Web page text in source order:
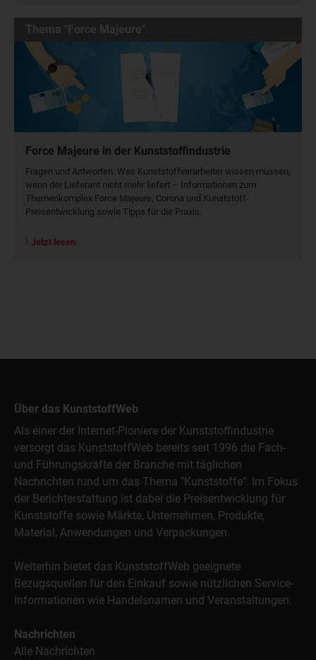
Thema "Force Majeure"
Force Majeure in der Kunststoffindustrie
Fragen und Antworten: Was Kunst­stoff­verarbeiter wissen müssen,
wenn der Lieferant nicht mehr liefert – Informationen zum
Themenkomplex Force Majeure, Corona und Kunststoff-
Preisentwicklung sowie Tipps für die Praxis.
Jetzt lesen
Über das KunststoffWeb
Als einer der Internet-Pioniere der Kunststoffindustrie
versorgt das KunststoffWeb bereits seit 1996 die Fach-
und Führungskräfte der Branche mit täglichen
Nachrichten rund um das Thema "Kunststoffe". Im Fokus
der Berichterstattung ist dabei die Preisentwicklung für
Kunststoffe sowie Märkte, Unternehmen, Produkte,
Material, Anwendungen und Verpackungen.
Weiterhin bietet das KunststoffWeb geeignete
Bezugsquellen für den Einkauf sowie nützlichen Service-
Informationen wie Handelsnamen und Veranstaltungen.
Nachrichten
Alle Nachrichten